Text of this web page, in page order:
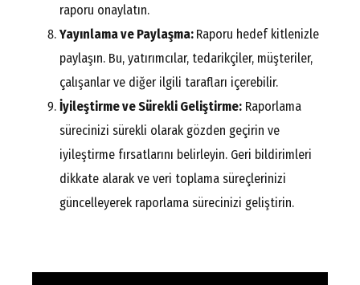
raporu onaylatın.
Yayınlama ve Paylaşma: Raporu hedef kitlenizle
paylaşın. Bu, yatırımcılar, tedarikçiler, müşteriler,
çalışanlar ve diğer ilgili tarafları içerebilir.
İyileştirme ve Sürekli Geliştirme: Raporlama
sürecinizi sürekli olarak gözden geçirin ve
iyileştirme fırsatlarını belirleyin. Geri bildirimleri
dikkate alarak ve veri toplama süreçlerinizi
güncelleyerek raporlama sürecinizi geliştirin.